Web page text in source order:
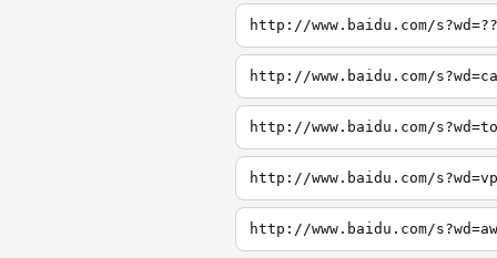
http://www.baidu.com/
http://www.baidu.com/
http://www.baidu.com/
http://www.baidu.com/
http://www.baidu.com/